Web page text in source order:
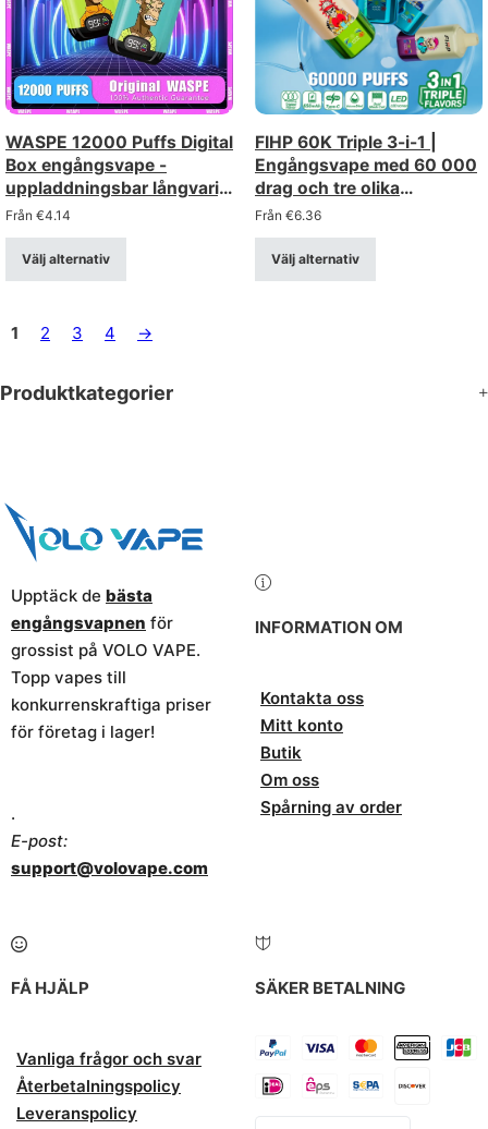
WASPE 12000 Puffs Digital
Box engångsvape -
uppladdningsbar långvarig
med smart display
Från €4.14
Välj alternativ
FIHP 60K Triple 3-i-1 |
Engångsvape med 60 000
drag och tre olika
alternativ, i
bulkförpackning
Från €6.36
Välj alternativ
1 2 3 4 →
Produktkategorier
Upptäck de bästa
engångsvapnen för
grossist på VOLO VAPE.
Topp vapes till
konkurrenskraftiga priser
för företag i lager!
.
E-post:
support@volovape.com
INFORMATION OM
Kontakta oss
Mitt konto
Butik
Om oss
Spårning av order
FÅ HJÄLP
Vanliga frågor och svar
Återbetalningspolicy
Leveranspolicy
SÄKER BETALNING